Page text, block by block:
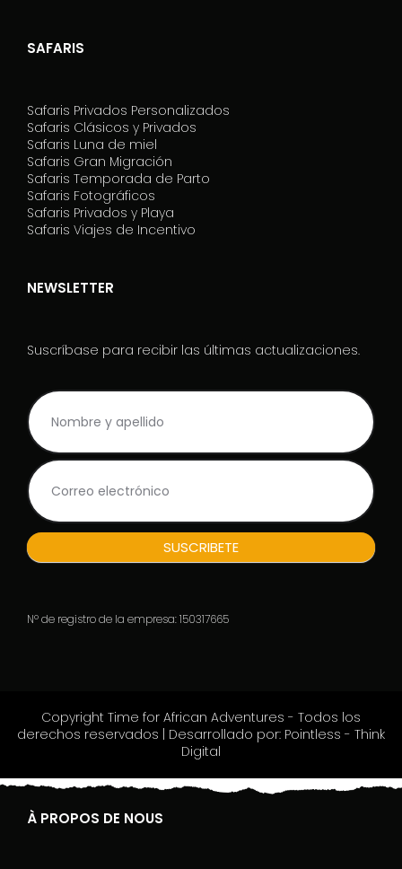
SAFARIS
Safaris Privados Personalizados
Safaris Clásicos y Privados
Safaris Luna de miel
Safaris Gran Migración
Safaris Temporada de Parto
Safaris Fotográficos
Safaris Privados y Playa
Safaris Viajes de Incentivo
NEWSLETTER
Suscríbase para recibir las últimas actualizaciones.
NL
Rodape_ES
S
e
s
u
n
s
s
e
l
s
c
a
SUSCRIBETE
Nº de registro de la empresa: 150317665
Copyright Time for African Adventures - Todos los
derechos reservados | Desarrollado por: Pointless - Think
Digital
À PROPOS DE NOUS